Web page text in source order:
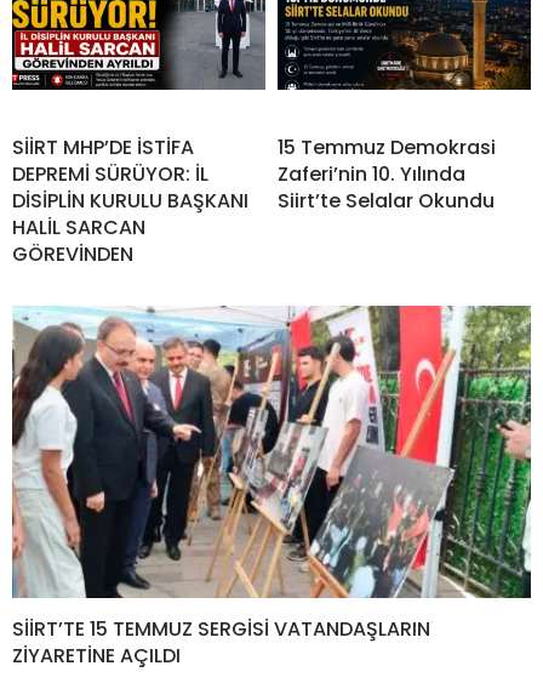
SİİRT MHP’DE İSTİFA
DEPREMİ SÜRÜYOR: İL
DİSİPLİN KURULU BAŞKANI
HALİL SARCAN
GÖREVİNDEN
15 Temmuz Demokrasi
Zaferi’nin 10. Yılında
Siirt’te Selalar Okundu
SİİRT’TE 15 TEMMUZ SERGİSİ VATANDAŞLARIN
ZİYARETİNE AÇILDI